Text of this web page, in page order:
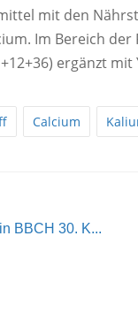
mit den
Im Bereich
ergänzt
Calcium
BBCH 30. K...